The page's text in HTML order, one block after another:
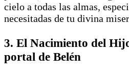
cielo a todas las almas,
necesitadas de tu divina
3. El Nacimiento del
portal de Belén